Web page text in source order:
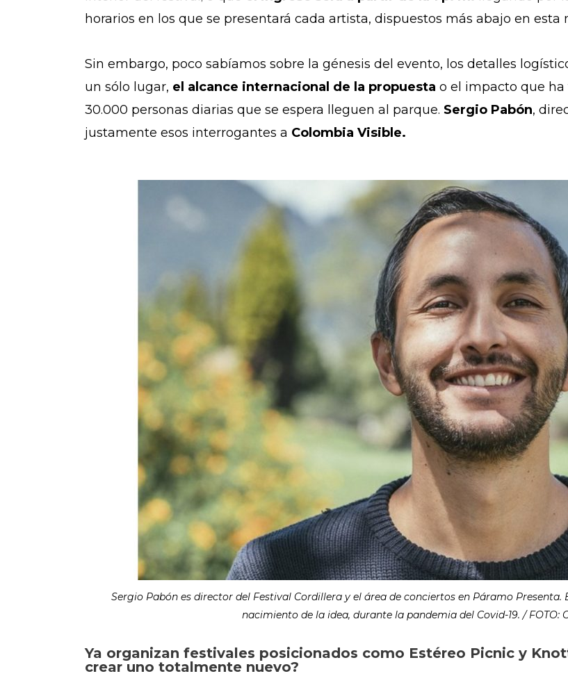
horarios en los que se presentará cada artista, dispuestos más abajo en esta
Sin embargo, poco sabíamos sobre la génesis del evento, los detalles
un sólo lugar, el alcance internacional de la propuesta o el impacto que
30.000 personas diarias que se espera lleguen al parque. Sergio Pabón,
justamente esos interrogantes a Colombia Visible.
Sergio Pabón es director del Festival Cordillera y el área de conciertos en Páramo
nacimiento de la idea, durante la pandemia del Covid-19. / FOTO:
Ya organizan festivales posicionados como Estéreo Picnic y
crear uno totalmente nuevo?